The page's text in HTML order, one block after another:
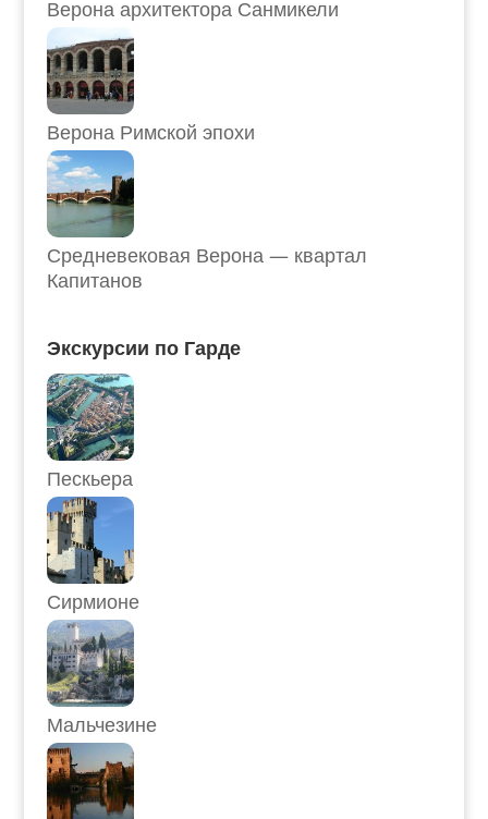
Верона архитектора Санмикели
Верона Римской эпохи
Средневековая Верона — квартал
Капитанов
Экскурсии по Гарде
Пескьера
Сирмионе
Мальчезине